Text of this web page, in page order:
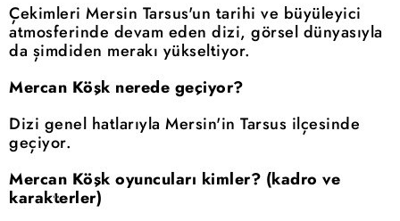
Çekimleri Mersin Tarsus'un tarihi ve büyüleyici
atmosferinde devam eden dizi, görsel dünyasıyla
da şimdiden merakı yükseltiyor.
Mercan Köşk nerede geçiyor?
Dizi genel hatlarıyla Mersin'in Tarsus ilçesinde
geçiyor.
Mercan Köşk oyuncuları kimler? (kadro ve
karakterler)